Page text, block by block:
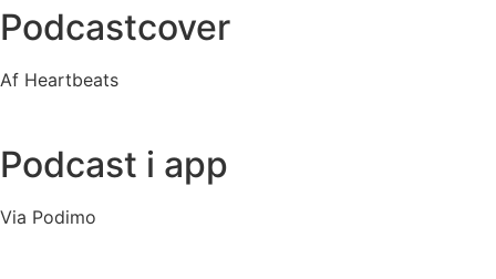
Podcastcover
Af Heartbeats
Podcast i app
Via Podimo